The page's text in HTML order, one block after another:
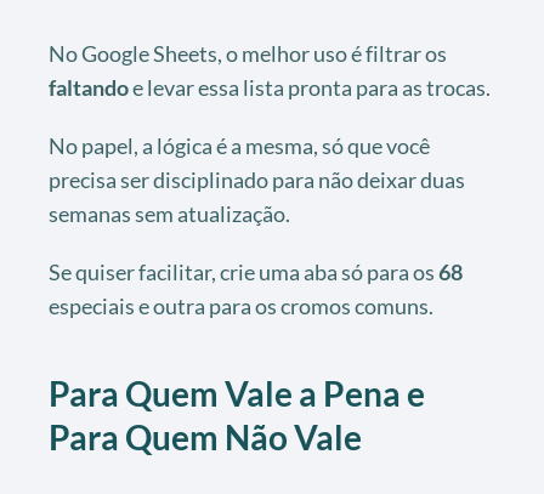
No Google Sheets, o melhor uso é filtrar os
faltandoe levar essa lista pronta para as trocas.
No papel, a lógica é a mesma, só que você
precisa ser disciplinado para não deixar duas
semanas sem atualização.
Se quiser facilitar, crie uma aba só para os68
especiais e outra para os cromos comuns.
Para Quem Vale a Pena e
Para Quem Não Vale